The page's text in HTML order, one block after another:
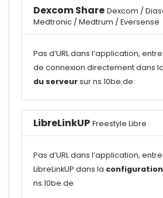
Dexcom Share Dexcom /
Medtronic / Medtrum / Eversense
Pas d’URL dans l’application,
de connexion directement dans la
du serveursur ns.10be.de.
LibreLinkUP Freestyle Libre
Pas d’URL dans l’application,
LibreLinkUP dans la
ns.10be.de.